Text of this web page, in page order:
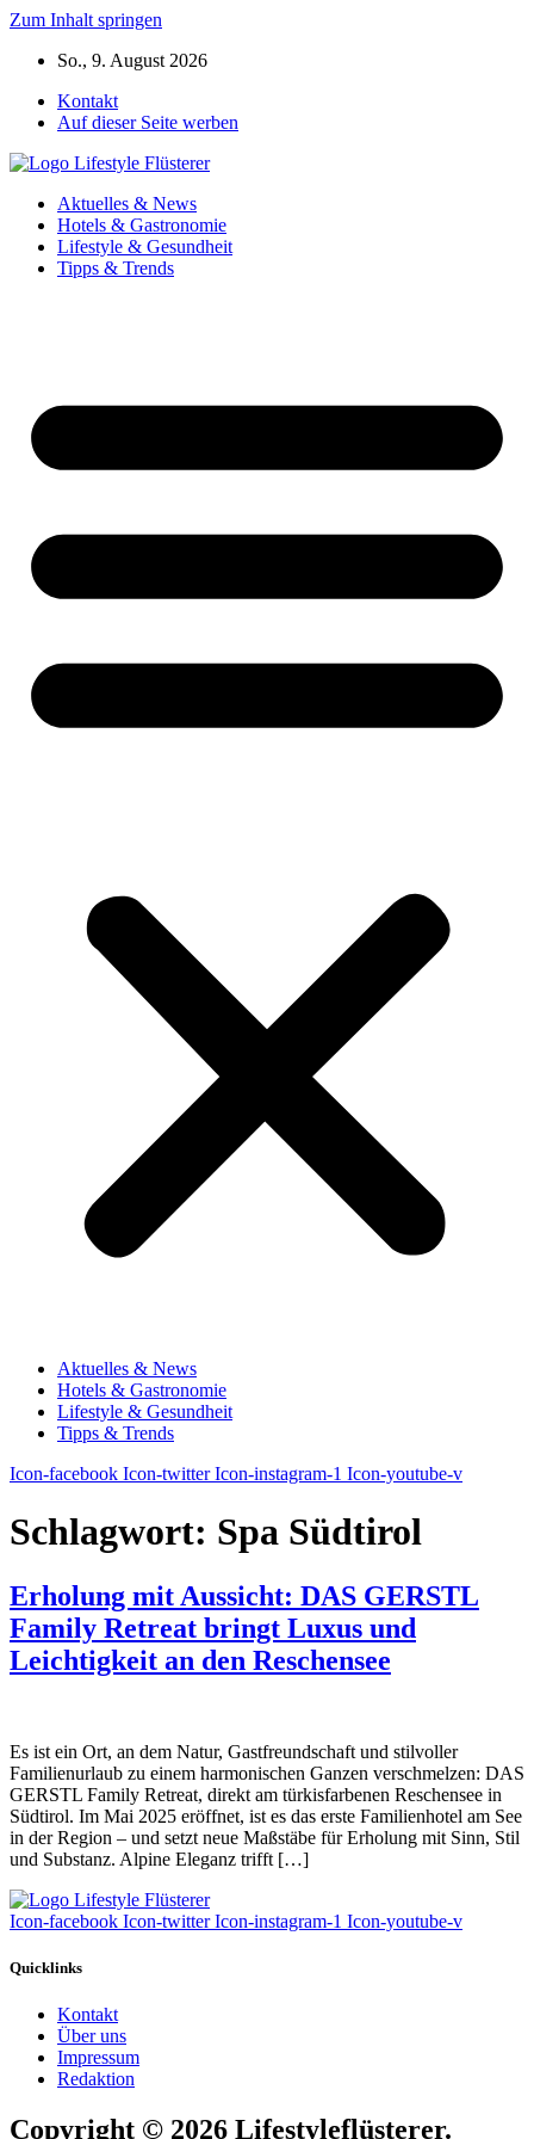
Zum Inhalt springen
So., 9. August 2026
Kontakt
Auf dieser Seite werben
Aktuelles & News
Hotels & Gastronomie
Lifestyle & Gesundheit
Tipps & Trends
Aktuelles & News
Hotels & Gastronomie
Lifestyle & Gesundheit
Tipps & Trends
Icon-facebook Icon-twitter Icon-instagram-1 Icon-youtube-v
Schlagwort: Spa Südtirol
Erholung mit Aussicht: DAS GERSTL
Family Retreat bringt Luxus und
Leichtigkeit an den Reschensee
Es ist ein Ort, an dem Natur, Gastfreundschaft und stilvoller
Familienurlaub zu einem harmonischen Ganzen verschmelzen: DAS
GERSTL Family Retreat, direkt am türkisfarbenen Reschensee in
Südtirol. Im Mai 2025 eröffnet, ist es das erste Familienhotel am See
in der Region – und setzt neue Maßstäbe für Erholung mit Sinn, Stil
und Substanz. Alpine Eleganz trifft […]
Icon-facebook Icon-twitter Icon-instagram-1 Icon-youtube-v
Quicklinks
Kontakt
Über uns
Impressum
Redaktion
Copyright © 2026 Lifestyleflüsterer.